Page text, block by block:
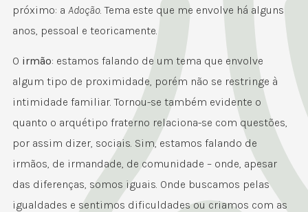
próximo: a Adoção. Tema este que me envolve há alguns
anos, pessoal e teoricamente.
O irmão: estamos falando de um tema que envolve
algum tipo de proximidade, porém não se restringe à
intimidade familiar. Tornou-se também evidente o
quanto o arquétipo fraterno relaciona-se com questões,
por assim dizer, sociais. Sim, estamos falando de
irmãos, de irmandade, de comunidade – onde, apesar
das diferenças, somos iguais. Onde buscamos pelas
igualdades e sentimos dificuldades ou criamos com as